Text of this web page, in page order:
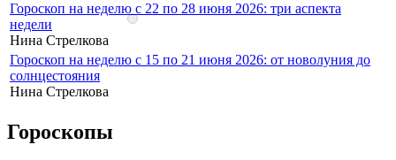
Гороскоп на неделю с 22 по 28 июня 2026: три аспекта
недели
Нина Стрелкова
Гороскоп на неделю с 15 по 21 июня 2026: от новолуния до
солнцестояния
Нина Стрелкова
Гороскопы